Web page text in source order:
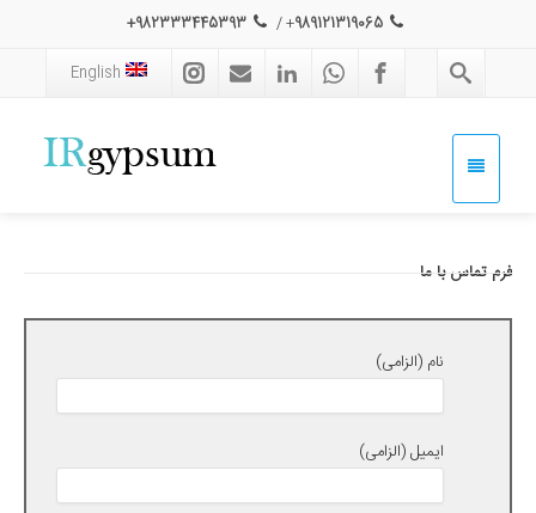
989121319065
+
/
982333445393+
English
فرم تماس با ما
نام (الزامی)
ایمیل (الزامی)